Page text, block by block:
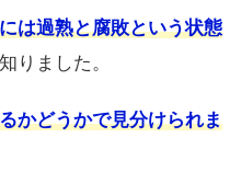
は過熟と腐敗という状態
りました。
かどうかで見分けられま